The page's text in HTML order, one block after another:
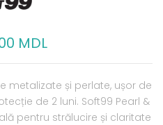
MDL
metalizate și perlate, ușor de
de 2 luni. Soft99 Pearl &
pentru strălucire și claritate